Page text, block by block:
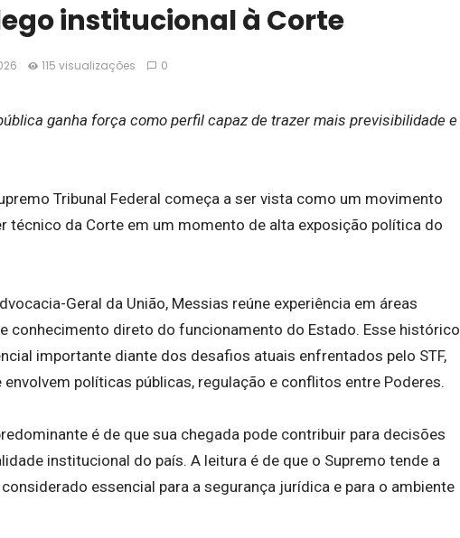
institucional à Corte
115 visualizações 0
ganha força como perfil capaz de trazer mais previsibilidade e
Tribunal Federal começa a ser vista como um movimento
técnico da Corte em um momento de alta exposição política do
Geral da União, Messias reúne experiência em áreas
conhecimento direto do funcionamento do Estado. Esse histórico
importante diante dos desafios atuais enfrentados pelo STF,
políticas públicas, regulação e conflitos entre Poderes.
é de que sua chegada pode contribuir para decisões
institucional do país. A leitura é de que o Supremo tende a
essencial para a segurança jurídica e para o ambiente